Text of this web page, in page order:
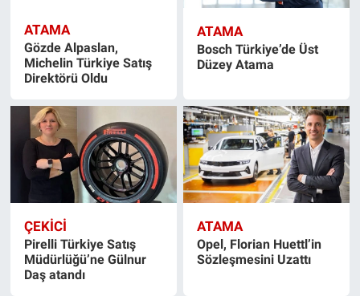
ATAMA
Gözde Alpaslan,
Michelin Türkiye Satış
Direktörü Oldu
ATAMA
Bosch Türkiye’de Üst
Düzey Atama
ÇEKİCİ
Pirelli Türkiye Satış
Müdürlüğü’ne Gülnur
Daş atandı
ATAMA
Opel, Florian Huettl’in
Sözleşmesini Uzattı